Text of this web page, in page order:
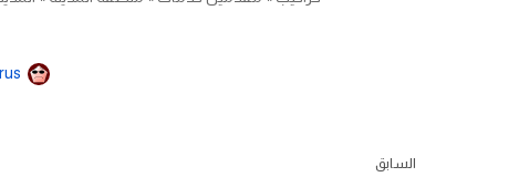
السابق